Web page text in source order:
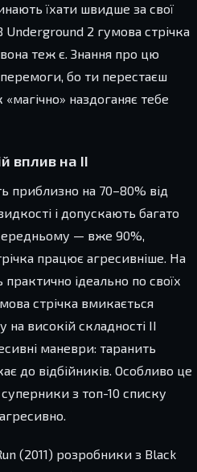
їхати швидше за свої
Underground 2 гумова стрічка
теж є. Знання про цю
бо ти перестаєш
наздоганяє тебе
вплив на ІІ
приблизно на 70–80% від
і допускають багато
— вже 90%,
працює агресивніше. На
практично ідеально по своїх
стрічка вмикається
високій складності ІІ
маневри: таранить
до відбійників. Особливо це
з топ-10 списку
(2011) розробники з Black